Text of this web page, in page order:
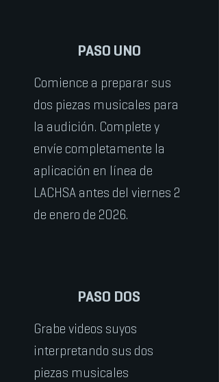
PASO UNO
Comience a preparar sus
dos piezas musicales para
la audición. Complete y
envíe completamente la
aplicación en línea de
LACHSA antes del viernes 2
de enero de 2026.
PASO DOS
Grabe videos suyos
interpretando sus dos
piezas musicales